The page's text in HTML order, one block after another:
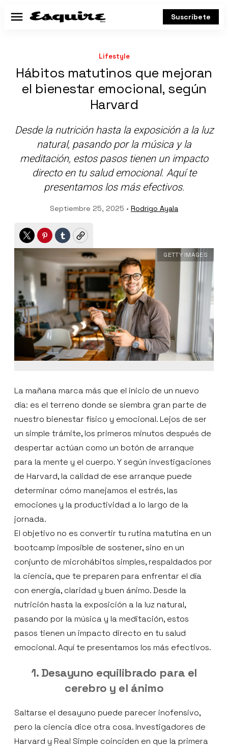
Menú Suscríbete
Lifestyle
Hábitos matutinos que mejoran
el bienestar emocional, según
Harvard
Desde la nutrición hasta la exposición a la luz
natural, pasando por la música y la
meditación, estos pasos tienen un impacto
directo en tu salud emocional. Aquí te
presentamos los más efectivos.
Septiembre 25, 2025 • Rodrigo Ayala
TwitterPinterest
TumblrCopy
GETTY IMAGES
La mañana marca más que el inicio de un nuevo
día: es el terreno donde se siembra gran parte de
nuestro bienestar físico y emocional. Lejos de ser
un simple trámite, los primeros minutos después de
despertar actúan como un botón de arranque
para la mente y el cuerpo. Y según investigaciones
de Harvard, la calidad de ese arranque puede
determinar cómo manejamos el estrés, las
emociones y la productividad a lo largo de la
jornada.
El objetivo no es convertir tu rutina matutina en un
bootcamp imposible de sostener, sino en un
conjunto de microhábitos simples, respaldados por
la ciencia, que te preparen para enfrentar el día
con energía, claridad y buen ánimo. Desde la
nutrición hasta la exposición a la luz natural,
pasando por la música y la meditación, estos
pasos tienen un impacto directo en tu salud
emocional. Aquí te presentamos los más efectivos.
1. Desayuno equilibrado para el
cerebro y el ánimo
Saltarse el desayuno puede parecer inofensivo,
pero la ciencia dice otra cosa. Investigadores de
Harvard y Real Simple coinciden en que la primera